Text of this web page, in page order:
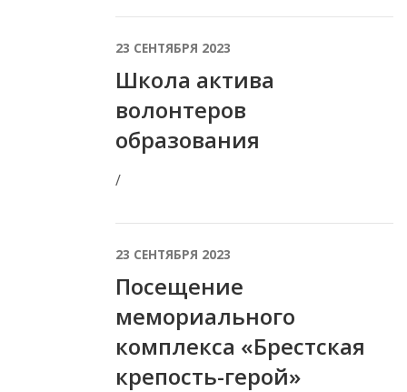
23 СЕНТЯБРЯ 2023
Школа актива
волонтеров
образования
/
23 СЕНТЯБРЯ 2023
Посещение
мемориального
комплекса «Брестская
крепость-герой»